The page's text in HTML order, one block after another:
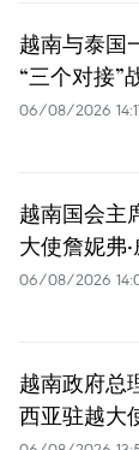
越南与泰国
“三个对接”
06/08/2026
越南国会主
大使詹妮弗
06/08/2026
越南政府总
西亚驻越大